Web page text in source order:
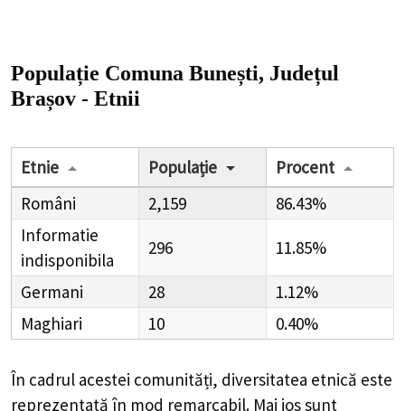
Populație Comuna Bunești, Județul
Brașov - Etnii
Etnie Populație
Procent
Români
2,159
86.43%
Informatie
indisponibila
296 11.85%
Germani 28
1.12%
Maghiari
10 0.40%
În cadrul acestei comunități, diversitatea etnică este
reprezentată în mod remarcabil. Mai jos sunt